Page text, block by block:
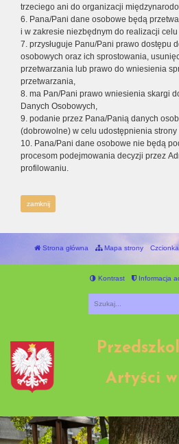
trzeciego ani do organizacji
6. Pana/Pani dane osobowe będą
i w zakresie niezbędnym do realizacji
7. przysługuje Panu/Pani prawo dostępu
osobowych oraz ich sprostowania,
przetwarzania lub prawo do wniesienia
przetwarzania,
8. ma Pan/Pani prawo wniesienia skargi
Danych Osobowych,
9. podanie przez Pana/Panią danych
(dobrowolne) w celu udostępnienia
10. Pana/Pani dane osobowe nie będą
procesom podejmowania decyzji przez
profilowaniu.
zamknij
Strona główna Mapa strony
Kontrast Informacja
Artyści